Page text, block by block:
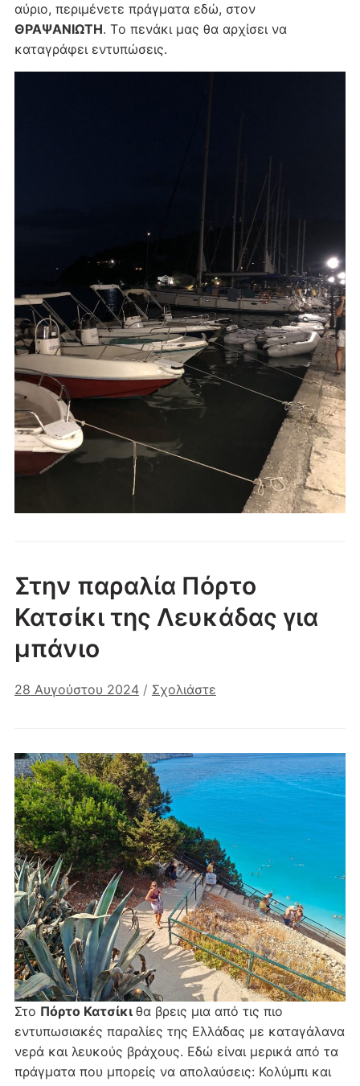
αύριο, περιμένετε πράγματα εδώ, στον
ΘΡΑΨΑΝΙΩΤΗ. Tο πενάκι μας θα αρχίσει να
καταγράφει εντυπώσεις.
Στην παραλία Πόρτο
Κατσίκι της Λευκάδας για
μπάνιο
28 Αυγούστου 2024 / Σχολιάστε
Στο Πόρτο Κατσίκι θα βρεις μια από τις πιο
εντυπωσιακές παραλίες της Ελλάδας με καταγάλανα
νερά και λευκούς βράχους. Εδώ είναι μερικά από τα
πράγματα που μπορείς να απολαύσεις: Κολύμπι και